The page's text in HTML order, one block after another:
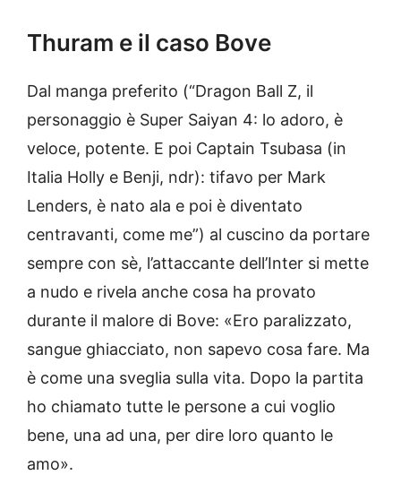
Thuram e il caso Bove
Dal manga preferito (“Dragon Ball Z, il
personaggio è Super Saiyan 4: lo adoro, è
veloce, potente. E poi Captain Tsubasa (in
Italia Holly e Benji, ndr): tifavo per Mark
Lenders, è nato ala e poi è diventato
centravanti, come me”) al cuscino da portare
sempre con sè, l’attaccante dell’Inter si mette
a nudo e rivela anche cosa ha provato
durante il malore di Bove: «Ero paralizzato,
sangue ghiacciato, non sapevo cosa fare. Ma
è come una sveglia sulla vita. Dopo la partita
ho chiamato tutte le persone a cui voglio
bene, una ad una, per dire loro quanto le
amo».